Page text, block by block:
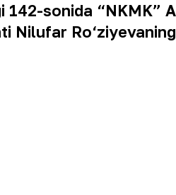
sonida “NKMK”
Nilufar